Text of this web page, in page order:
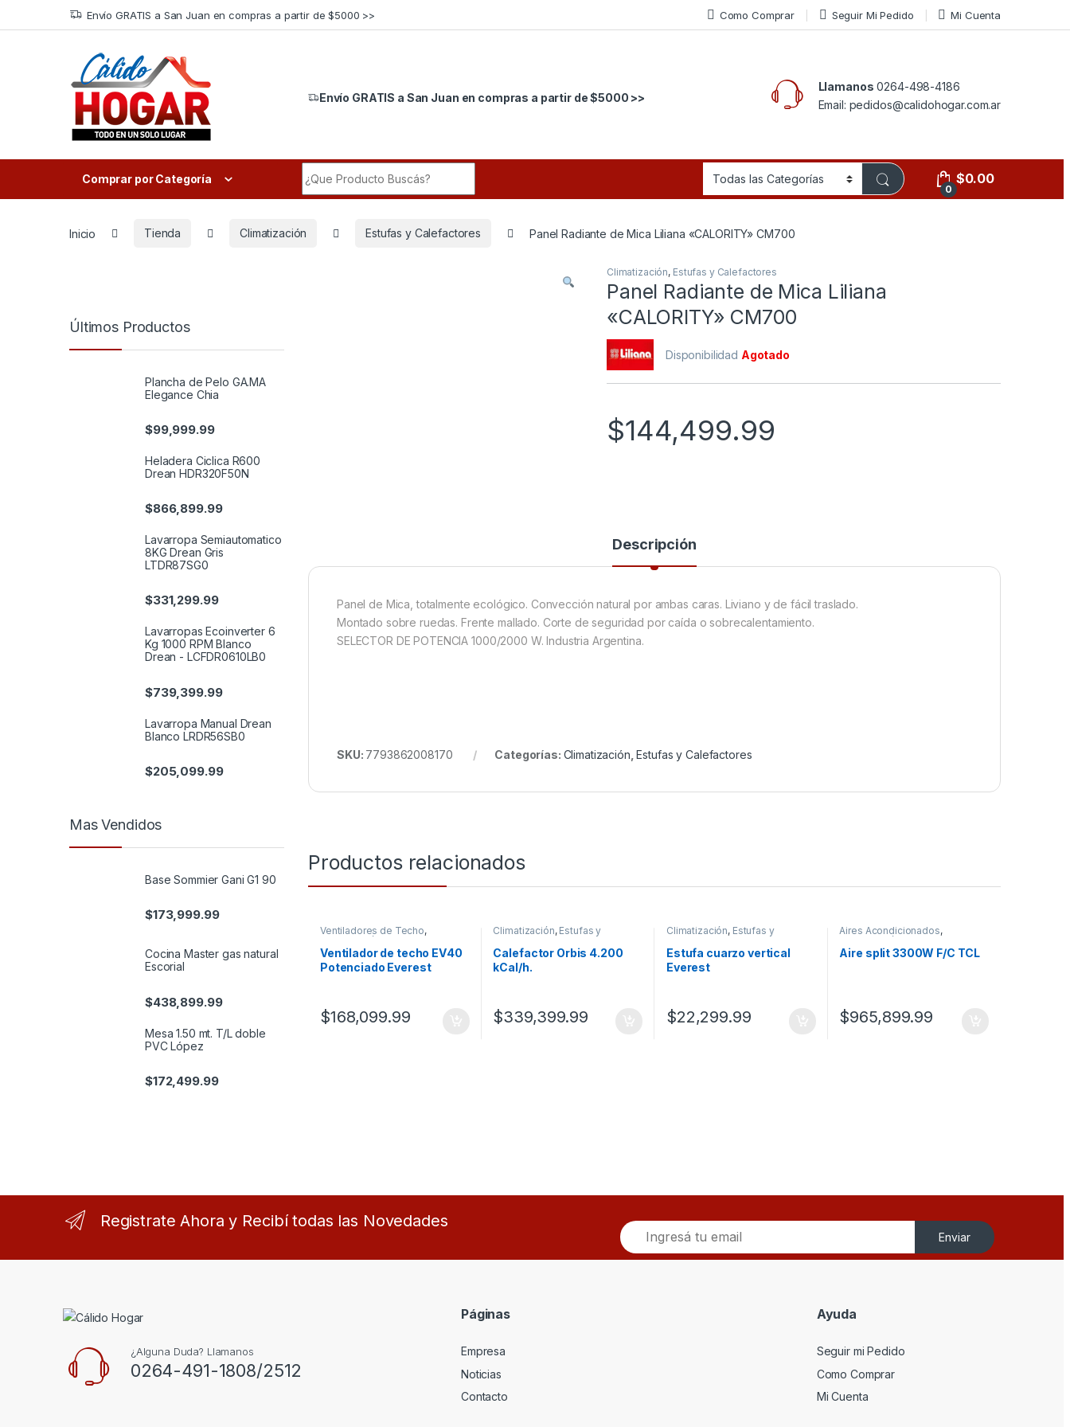
Skip to navigation
Skip to content Envío GRATIS a San Juan en compras a partir de $5000 >> Como Comprar Seguir Mi Pedido Mi Cuenta
Envío GRATIS a San Juan en compras a partir de $5000 >>
Llamanos 0264-498-4186
Email: pedidos@calidohogar.com.ar
Comprar por Categoría
0
$0.00
Inicio Tienda Climatización Estufas y Calefactores Panel Radiante de Mica Liliana «CALORITY» CM700
Climatización, Estufas y Calefactores
Panel Radiante de Mica Liliana
«CALORITY» CM700
Disponibilidad Agotado
$144,499.99
Descripción
Panel de Mica, totalmente ecológico. Convección natural por ambas caras. Liviano y de fácil traslado.
Montado sobre ruedas. Frente mallado. Corte de seguridad por caída o sobrecalentamiento.
SELECTOR DE POTENCIA 1000/2000 W. Industria Argentina.
SKU: 7793862008170 Categorías: Climatización ,Estufas y Calefactores
Productos relacionados
Ventiladores de Techo,
Climatización
Ventilador de techo EV40
Potenciado Everest
$168,099.99
Climatización, Estufas y
Calefactor Orbis 4.200
kCal/h.
$339,399.99
Climatización, Estufas y
Estufa cuarzo vertical
Everest
$22,299.99
Aires Acondicionados,
Climatización
Aire split 3300W F/C TCL
$965,899.99
Últimos Productos
Plancha de Pelo GA.MA
Elegance Chia
$99,999.99
Heladera Ciclica R600
Drean HDR320F50N
$866,899.99
Lavarropa Semiautomatico
8KG Drean Gris
LTDR87SG0
$331,299.99
Lavarropas Ecoinverter 6
Kg 1000 RPM Blanco
Drean - LCFDR0610LB0
$739,399.99
Lavarropa Manual Drean
Blanco LRDR56SB0
$205,099.99
Mas Vendidos
Base Sommier Gani G1 90
$173,999.99
Cocina Master gas natural
Escorial
$438,899.99
Mesa 1.50 mt. T/L doble
PVC López
$172,499.99
Registrate Ahora y Recibí todas las Novedades
E
m
a
Enviar
¿Alguna Duda? Llamanos
0264-491-1808/2512
Páginas
Empresa
Noticias
Contacto
Ayuda
Seguir mi Pedido
Como Comprar
Mi Cuenta